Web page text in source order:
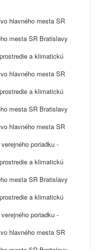
hlavného mesta SR
mesta SR Bratislavy
a klimatickú
hlavného mesta SR
a klimatickú
mesta SR Bratislavy
hlavného mesta SR
poriadku -
a klimatickú
mesta SR Bratislavy
a klimatickú
poriadku -
hlavného mesta SR